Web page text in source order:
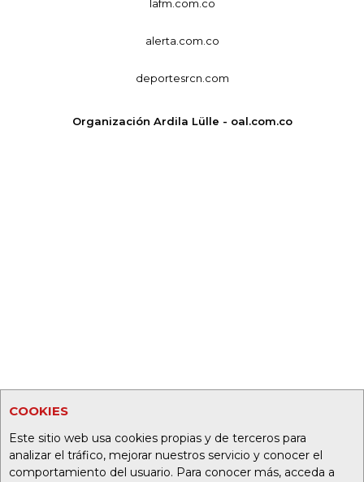
COOKIES
Este sitio web usa cookies propias y de terceros para
analizar el tráfico, mejorar nuestros servicio y conocer el
comportamiento del usuario. Para conocer más, acceda a
lafm.com.co
alerta.com.co
deportesrcn.com
Organización Ardila Lülle - oal.com.co